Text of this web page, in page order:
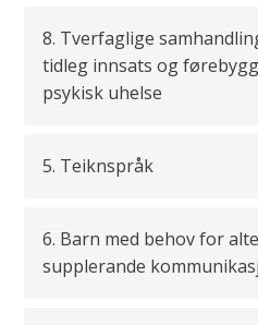
8. Tverfaglige
tidleg innsats og
psykisk uhelse
5. Teiknspråk
6. Barn med behov for
supplerande